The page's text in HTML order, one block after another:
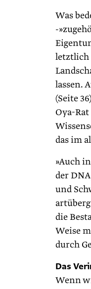
Was
-
letztlich
lassen.
(Seite
Oya-
das im
»Auch
der
und
die
Weise
durch
Das
Wenn